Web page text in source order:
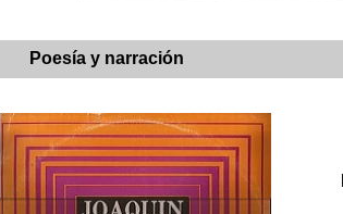
Poesía y narración